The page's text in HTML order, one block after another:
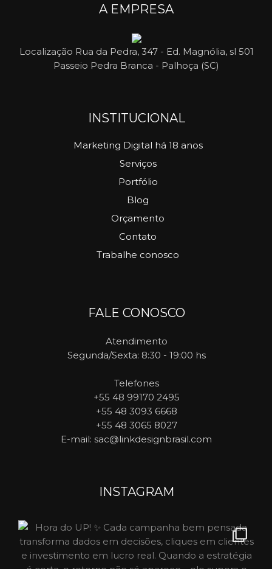
A EMPRESA
Localização Rua da Pedra, 347 - Ed. Magnólia, sl 501
Passeio Pedra Branca - Palhoça (SC)
INSTITUCIONAL
Marketing Digital há 18 anos
Serviços
Portfólio
Blog
Orçamento
Contato
Trabalhe conosco
FALE CONOSCO
Atendimento
Segunda/Sexta: 8:30 - 19:00 hs
Telefones
+55 48 99170 2495
+55 48 3093 6668
+55 48 3065 8027
E-mail: sac@linkdesignbrasil.com
INSTAGRAM